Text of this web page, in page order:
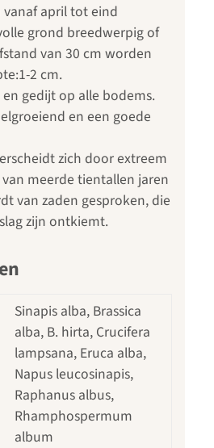
vanaf april tot eind
grond breedwerpig of
van 30 cm worden
2 cm.
gedijt op alle bodems.
en een goede
zich door extreem
meerde tientallen jaren
van zaden gesproken, die
zijn ontkiemt.
Sinapis alba, Brassica
alba, B. hirta, Crucifera
lampsana, Eruca alba,
Napus leucosinapis,
Raphanus albus,
Rhamphospermum
album